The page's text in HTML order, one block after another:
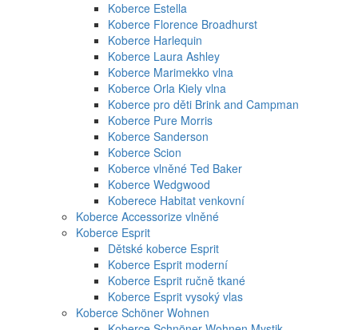
Koberce Estella
Koberce Florence Broadhurst
Koberce Harlequin
Koberce Laura Ashley
Koberce Marimekko vlna
Koberce Orla Kiely vlna
Koberce pro děti Brink and Campman
Koberce Pure Morris
Koberce Sanderson
Koberce Scion
Koberce vlněné Ted Baker
Koberce Wedgwood
Koberece Habitat venkovní
Koberce Accessorize vlněné
Koberce Esprit
Dětské koberce Esprit
Koberce Esprit moderní
Koberce Esprit ručně tkané
Koberce Esprit vysoký vlas
Koberce Schöner Wohnen